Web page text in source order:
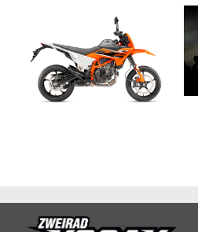
2025 KTM 125
SMC R